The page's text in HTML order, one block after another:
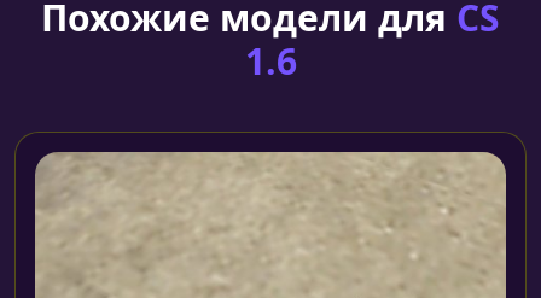
Похожие модели для CS
1.6